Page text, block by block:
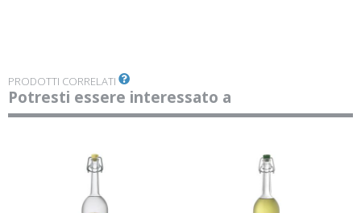
PRODOTTI CORRELATI
Potresti essere interessato a